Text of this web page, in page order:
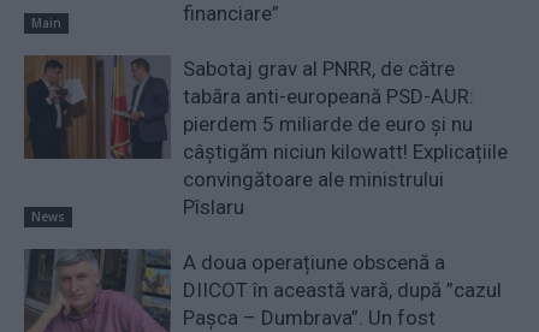
Main
financiare”
News
Sabotaj grav al PNRR, de către
tabăra anti-europeană PSD-AUR:
pierdem 5 miliarde de euro și nu
câștigăm niciun kilowatt! Explicațiile
convingătoare ale ministrului
Pîslaru
A doua operațiune obscenă a
DIICOT în această vară, după ”cazul
Pașca – Dumbrava”. Un fost